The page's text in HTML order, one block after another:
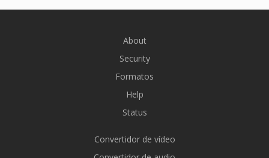
About
Security
Formatos
Help
Status
Convertidor de vídeo